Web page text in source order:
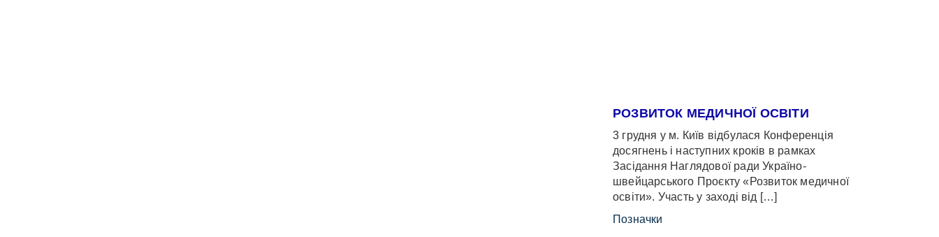
РОЗВИТОК МЕДИЧНОЇ ОСВІТИ
3 грудня у м. Київ відбулася Конференція
досягнень і наступних кроків в рамках
Засідання Наглядової ради Україно-
швейцарського Проєкту «Розвиток медичної
освіти». Участь у заході від […]
Позначки